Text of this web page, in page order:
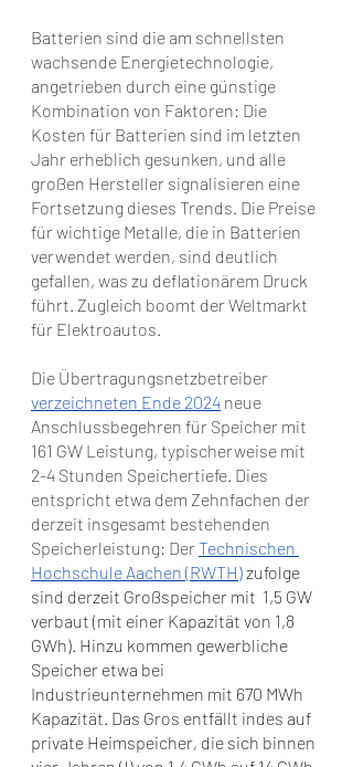
Batterien sind die am schnellsten
wachsende Energietechnologie,
angetrieben durch eine günstige
Kombination von Faktoren: Die
Kosten für Batterien sind im letzten
Jahr erheblich gesunken, und alle
großen Hersteller signalisieren eine
Fortsetzung dieses Trends. Die Preise
für wichtige Metalle, die in Batterien
verwendet werden, sind deutlich
gefallen, was zu deflationärem Druck
führt. Zugleich boomt der Weltmarkt
für Elektroautos.
Die Übertragungsnetzbetreiber
verzeichneten Ende 2024 neue
Anschlussbegehren für Speicher mit
161 GW Leistung, typischerweise mit
2-4 Stunden Speichertiefe. Dies
entspricht etwa dem Zehnfachen der
derzeit insgesamt bestehenden
Speicherleistung: Der Technischen
Hochschule Aachen (RWTH) zufolge
sind derzeit Großspeicher mit  1,5 GW
verbaut (mit einer Kapazität von 1,8
GWh). Hinzu kommen gewerbliche
Speicher etwa bei
Industrieunternehmen mit 670 MWh
Kapazität. Das Gros entfällt indes auf
private Heimspeicher, die sich binnen